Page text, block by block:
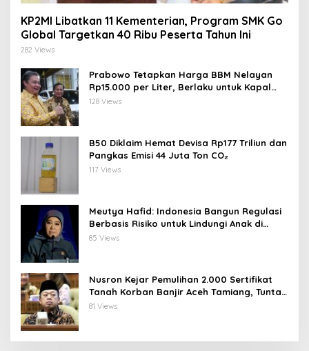
KP2MI Libatkan 11 Kementerian, Program SMK Go
Global Targetkan 40 Ribu Peserta Tahun Ini
282 Views
Prabowo Tetapkan Harga BBM Nelayan
Rp15.000 per Liter, Berlaku untuk Kapal
30-200 GT
128 Views
B50 Diklaim Hemat Devisa Rp177 Triliun dan
Pangkas Emisi 44 Juta Ton CO₂
117 Views
Meutya Hafid: Indonesia Bangun Regulasi
Berbasis Risiko untuk Lindungi Anak di
Dunia Digital
85 Views
Nusron Kejar Pemulihan 2.000 Sertifikat
Tanah Korban Banjir Aceh Tamiang, Tuntas
Desember 2026
81 Views